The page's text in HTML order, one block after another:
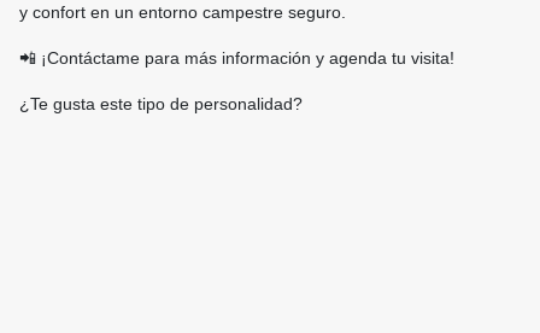
y confort en un entorno campestre seguro.
📲 ¡Contáctame para más información y agenda tu visita!
¿Te gusta este tipo de personalidad?